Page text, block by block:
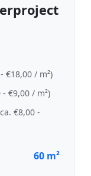
€18,00 / m²)
- €9,00 / m²)
€8,00 -
60 m²